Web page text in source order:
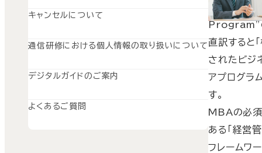
キャンセルについて
通信研修における個人情報の取り扱いについて
デジタルガイドのご案内
よくあるご質問
Program”
直訳すると
されたビジ
アプログラ
す。
MBAの必
ある「経営
フレームワ